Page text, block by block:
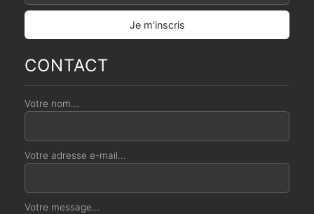
CONTACT
Votre nom...
Votre adresse e-mail...
Votre message...